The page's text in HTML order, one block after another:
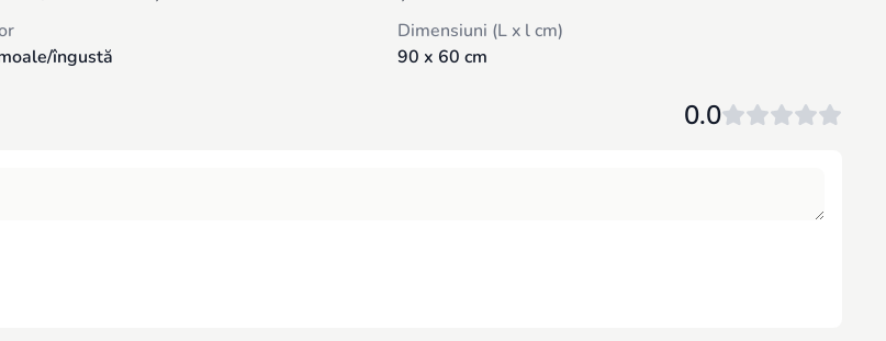
îngustă
Dimensiuni (L x l cm)
90 x 60 cm
0.0